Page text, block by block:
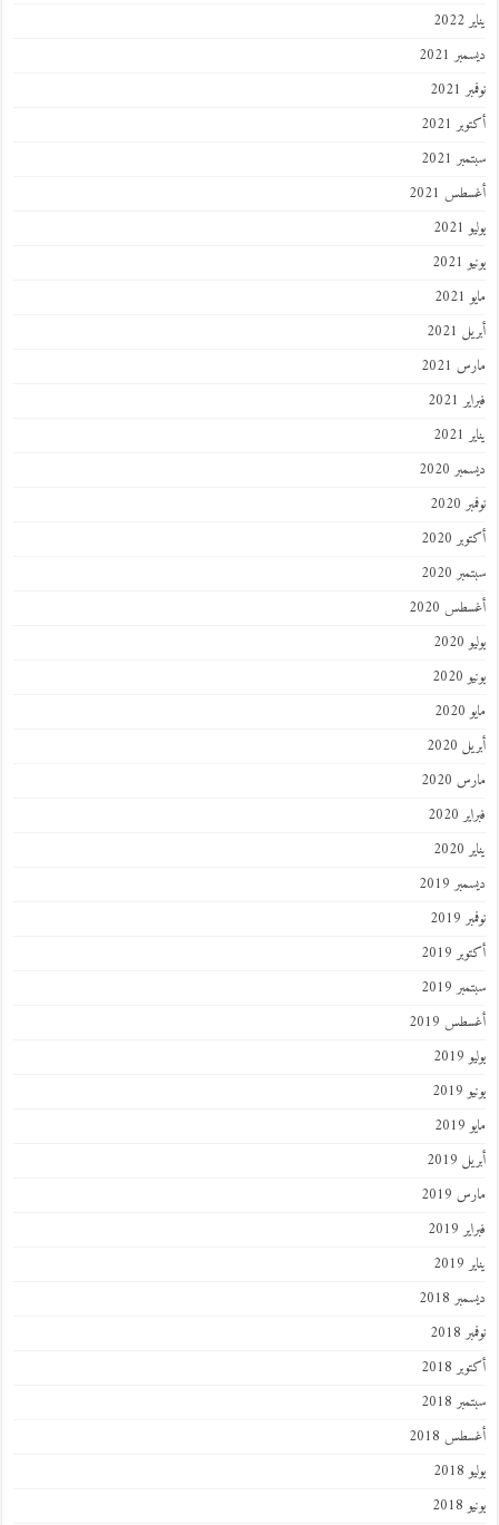
يناير 2022
ديسمبر 2021
نوفمبر 2021
أكتوبر 2021
سبتمبر 2021
أغسطس 2021
يوليو 2021
يونيو 2021
مايو 2021
أبريل 2021
مارس 2021
فبراير 2021
يناير 2021
ديسمبر 2020
نوفمبر 2020
أكتوبر 2020
سبتمبر 2020
أغسطس 2020
يوليو 2020
يونيو 2020
مايو 2020
أبريل 2020
مارس 2020
فبراير 2020
يناير 2020
ديسمبر 2019
نوفمبر 2019
أكتوبر 2019
سبتمبر 2019
أغسطس 2019
يوليو 2019
يونيو 2019
مايو 2019
أبريل 2019
مارس 2019
فبراير 2019
يناير 2019
ديسمبر 2018
نوفمبر 2018
أكتوبر 2018
سبتمبر 2018
أغسطس 2018
يوليو 2018
يونيو 2018